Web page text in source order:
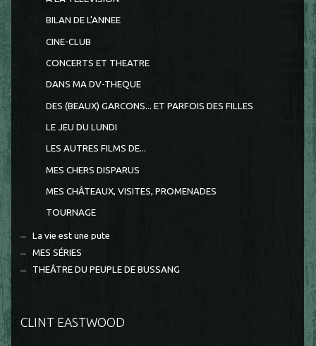
BILAN DE L'ANNEE
CINE-CLUB
CONCERTS ET THEATRE
DANS MA DV-THEQUE
DES (BEAUX) GARCONS... ET PARFOIS DES FILLES
LE JEU DU LUNDI
LES AUTRES FILMS DE...
MES CHERS DISPARUS
MES CHÂTEAUX, VISITES, PROMENADES
TOURNAGE
La vie est une pute
MES SÉRIES
THEÂTRE DU PEUPLE DE BUSSANG
CLINT EASTWOOD